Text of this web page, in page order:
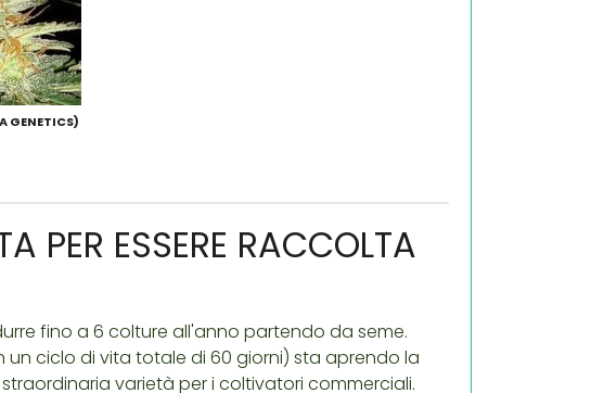
GENETICS)
PER ESSERE RACCOLTA
fino a 6 colture all'anno partendo da seme.
ciclo di vita totale di 60 giorni) sta aprendo la
varietà per i coltivatori commerciali.